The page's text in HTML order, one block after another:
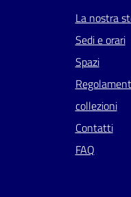
La nostra
Sedi e orari
Spazi
collezioni
Contatti
FAQ